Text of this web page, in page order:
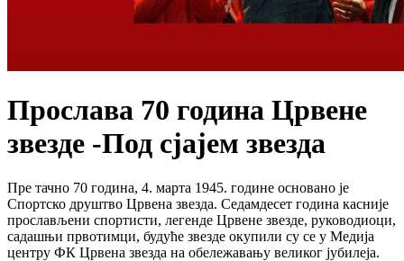
Прослава 70 година Црвене
звезде -Под сјајем звезда
Пре тачно 70 година, 4. марта 1945. године основано је
Спортско друштво Црвена звезда. Седамдесет година касније
прослављени спортисти, легенде Црвене звезде, руководиоци,
садашњи првотимци, будуће звезде окупили су се у Медија
центру ФК Црвена звезда на обележавању великог јубилеја.